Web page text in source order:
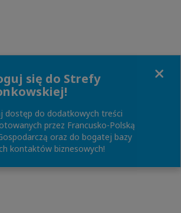
się do Strefy
dostęp do dodatkowych treści
przez Francusko-Polską
oraz do bogatej bazy
kontaktów biznesowych!